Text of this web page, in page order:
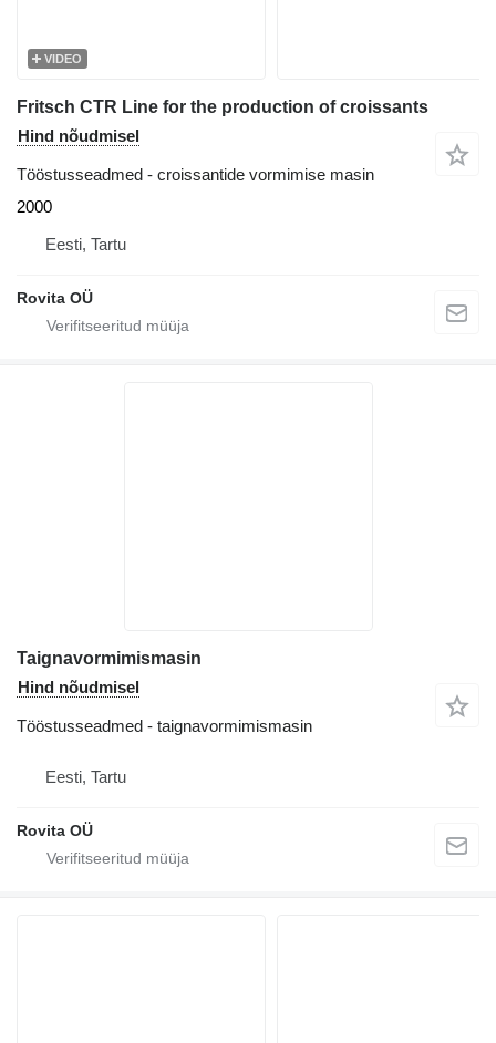
VIDEO
Fritsch CTR Line for the production of croissants
Hind nõudmisel
Tööstusseadmed - croissantide vormimise masin
2000
Eesti, Tartu
Rovita OÜ
Taignavormimismasin
Hind nõudmisel
Tööstusseadmed - taignavormimismasin
Eesti, Tartu
Rovita OÜ